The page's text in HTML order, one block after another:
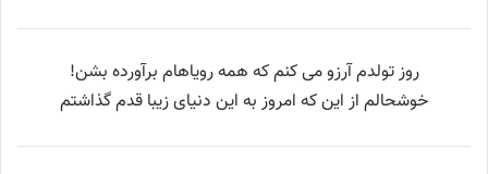
روز تولدم آرزو می کنم که همه رویاهام برآورده بشن!
خوشحالم از این که امروز به این دنیای زیبا قدم گذاشتم